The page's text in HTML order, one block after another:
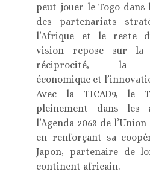
peut jouer le Togo
des partenariats
l’Afrique et le reste
vision repose sur la
réciprocité, la
économique et
Avec la TICAD9, le
pleinement dans les
l’Agenda 2063 de
en renforçant sa
Japon, partenaire de
continent africain.